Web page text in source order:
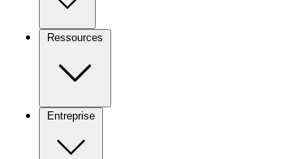
Ressources
Entreprise